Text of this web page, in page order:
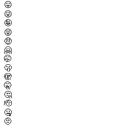
😛
😜
🤪
😝
🤑
🤗
🤭
🫢
🫣
🤫
🤔
🫡
🤐
🤨